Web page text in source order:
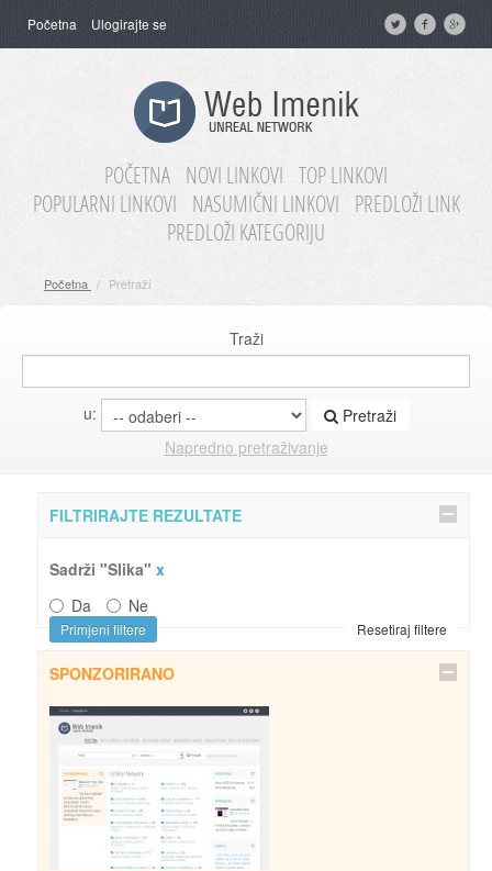
Početna Ulogirajte se
POČETNA NOVI LINKOVI TOP LINKOVI
POPULARNI LINKOVI
NASUMIČNI LINKOVI
PREDLOŽI LINK
PREDLOŽI KATEGORIJU
Početna / Pretraži
Traži
u:
Pretraži
Napredno pretraživanje
FILTRIRAJTE REZULTATE
Sadrži "Slika" x
Da
Ne
Resetiraj filtere
Primjeni filtere
SPONZORIRANO